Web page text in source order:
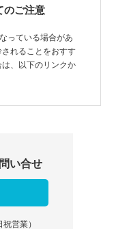
のご注意
っている場合があ
れることをおすす
、以下のリンクか
い合せ
営業）